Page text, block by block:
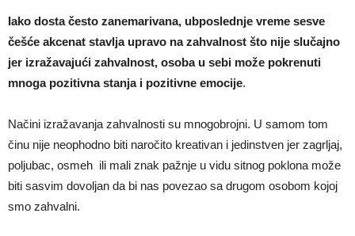
Iako dosta često zanemarivana, ubposlednje vreme sesve
češće akcenat stavlja upravo na zahvalnost što nije slučajno
jer izražavajući zahvalnost, osoba u sebi može pokrenuti
mnoga pozitivna stanja i pozitivne emocije.
Načini izražavanja zahvalnosti su mnogobrojni. U samom tom
činu nije neophodno biti naročito kreativan i jedinstven jer zagrljaj,
poljubac, osmeh ili mali znak pažnje u vidu sitnog poklona može
biti sasvim dovoljan da bi nas povezao sa drugom osobom kojoj
smo zahvalni.